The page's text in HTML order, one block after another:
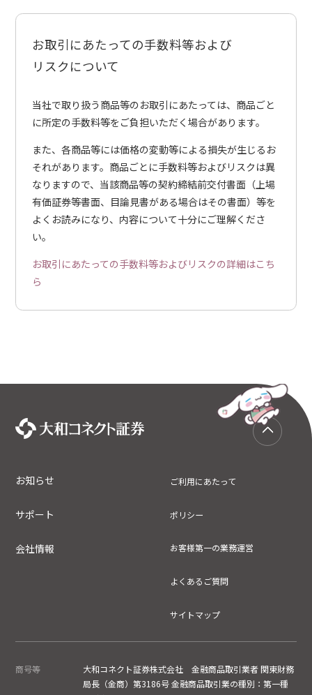
お取引にあたっての手数料等および
リスクについて
当社で取り扱う商品等のお取引にあたっては、商品ごと
に所定の手数料等をご負担いただく場合があります。
また、各商品等には価格の変動等による損失が生じるお
それがあります。商品ごとに手数料等およびリスクは異
なりますので、当該商品等の契約締結前交付書面（上場
有価証券等書面、目論見書がある場合はその書面）等を
よくお読みになり、内容について十分にご理解くださ
い。
お取引にあたっての手数料等およびリスクの詳細はこち
ら
お知らせ
サポート
会社情報
ご利用にあたって
ポリシー
お客様第一の業務運営
よくあるご質問
サイトマップ
商号等
大和コネクト証券株式会社 金融商品取引業者 関東財務
局長（金商）第3186号 金融商品取引業の種別：第一種